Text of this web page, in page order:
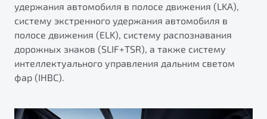
удержания автомобиля в полосе движения (LKA),
систему экстренного удержания автомобиля в
полосе движения (ELK), систему распознавания
дорожных знаков (SLIF+TSR), а также систему
интеллектуального управления дальним светом
фар (IHBC).